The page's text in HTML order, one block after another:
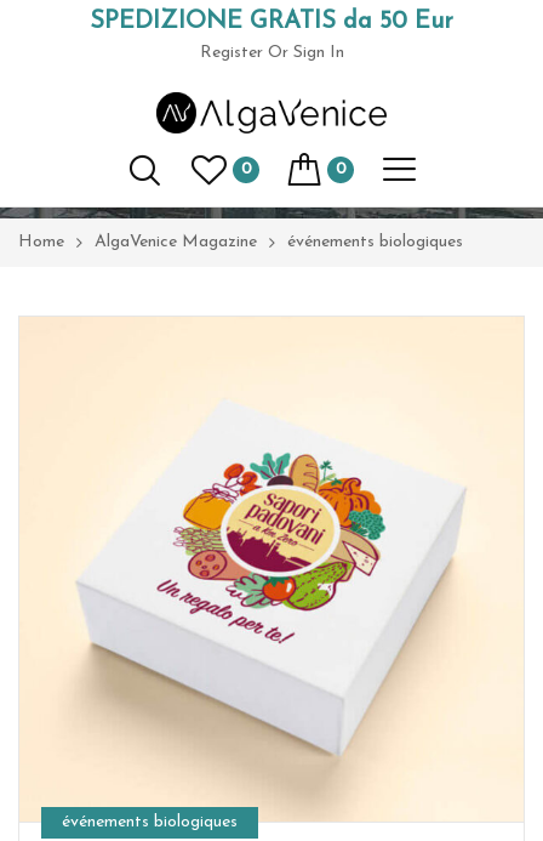
SPEDIZIONE GRATIS da 50 Eur
Register Or Sign In
(+39) 049 9789591
0 0
biologiques
Home AlgaVenice Magazine événements biologiques
événements biologiques